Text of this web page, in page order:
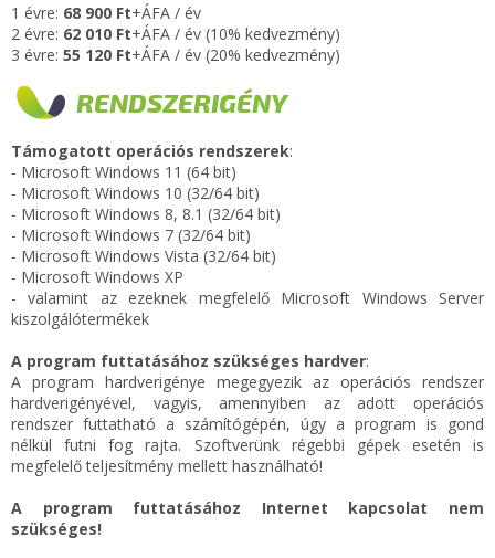
1 évre: 68 900 Ft+ÁFA / év
2 évre: 62 010 Ft+ÁFA / év (10% kedvezmény)
3 évre: 55 120 Ft+ÁFA / év (20% kedvezmény)
RENDSZERIGÉNY
Támogatott operációs rendszerek:
- Microsoft Windows 11 (64 bit)
- Microsoft Windows 10 (32/64 bit)
- Microsoft Windows 8, 8.1 (32/64 bit)
- Microsoft Windows 7 (32/64 bit)
- Microsoft Windows Vista (32/64 bit)
- Microsoft Windows XP
- valamint az ezeknek megfelelő Microsoft Windows Server
kiszolgálótermékek
A program futtatásához szükséges hardver:
A program hardverigénye megegyezik az operációs rendszer
hardverigényével, vagyis, amennyiben az adott operációs
rendszer futtatható a számítógépén, úgy a program is gond
nélkül futni fog rajta. Szoftverünk régebbi gépek esetén is
megfelelő teljesítmény mellett használható!
A program futtatásához Internet kapcsolat nem
szükséges!